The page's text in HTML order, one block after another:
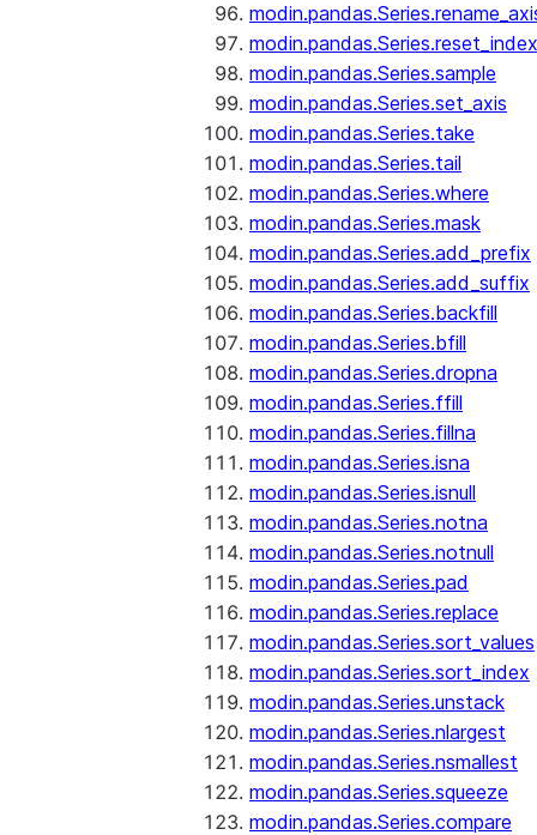
modin.pandas.Series.reset_index
modin.pandas.Series.sample
modin.pandas.Series.set_axis
modin.pandas.Series.take
modin.pandas.Series.tail
modin.pandas.Series.where
modin.pandas.Series.mask
modin.pandas.Series.add_prefix
modin.pandas.Series.add_suffix
modin.pandas.Series.backfill
modin.pandas.Series.bfill
modin.pandas.Series.dropna
modin.pandas.Series.ffill
modin.pandas.Series.fillna
modin.pandas.Series.isna
modin.pandas.Series.isnull
modin.pandas.Series.notna
modin.pandas.Series.notnull
modin.pandas.Series.pad
modin.pandas.Series.replace
modin.pandas.Series.sort_values
modin.pandas.Series.sort_index
modin.pandas.Series.unstack
modin.pandas.Series.nlargest
modin.pandas.Series.nsmallest
modin.pandas.Series.squeeze
modin.pandas.Series.compare